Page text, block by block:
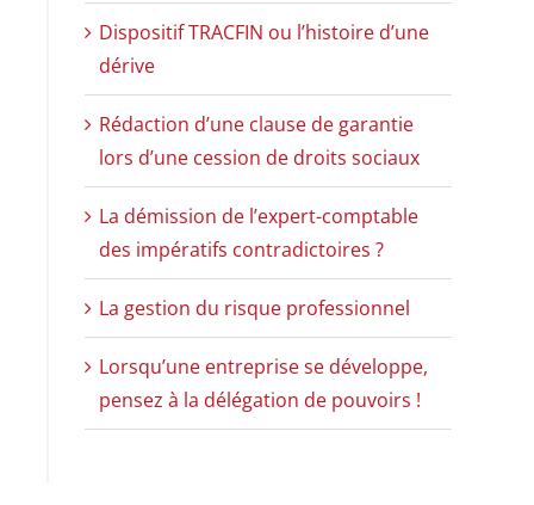
Dispositif TRACFIN ou l’histoire d’une
dérive
Rédaction d’une clause de garantie
lors d’une cession de droits sociaux
La démission de l’expert-comptable
des impératifs contradictoires ?
La gestion du risque professionnel
Lorsqu’une entreprise se développe,
pensez à la délégation de pouvoirs !